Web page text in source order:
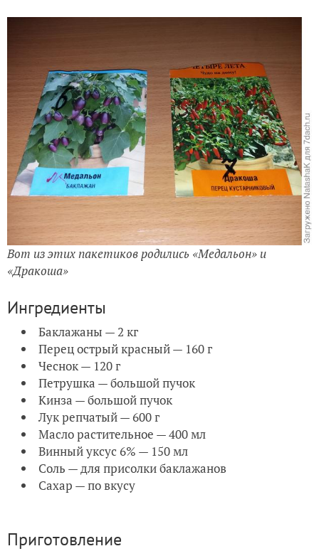
Вот из этих пакетиков родились «Медальон» и
«Дракоша»
Ингредиенты
Баклажаны — 2 кг
Перец острый красный — 160 г
Чеснок — 120 г
Петрушка — большой пучок
Кинза — большой пучок
Лук репчатый — 600 г
Масло растительное — 400 мл
Винный уксус 6% — 150 мл
Соль — для присолки баклажанов
Сахар — по вкусу
Приготовление